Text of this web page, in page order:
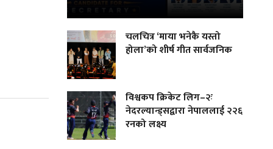
चलचित्र ‘माया भनेकै यस्तो
होला’को शीर्ष गीत सार्वजनिक
विश्वकप क्रिकेट लिग–२ः
नेदरल्यान्ड्सद्वारा नेपाललाई २२६
रनको लक्ष्य